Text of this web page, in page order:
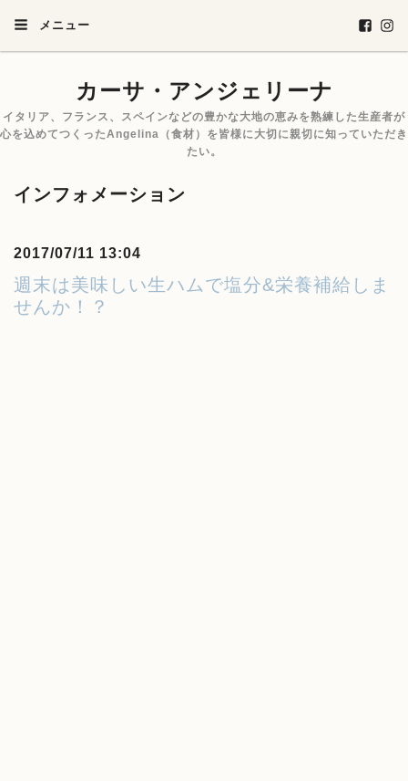
メニュー
カーサ・アンジェリーナ
イタリア、フランス、スペインなどの豊かな大地の恵みを熟練した生産者が
心を込めてつくったAngelina（食材）を皆様に大切に親切に知っていただき
たい。
インフォメーション
2017/07/11 13:04
週末は美味しい生ハムで塩分&栄養補給しま
せんか！？